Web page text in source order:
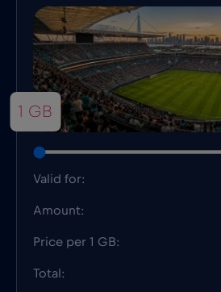
1 GB
Valid for:
Amount:
Price per 1 GB:
Total: